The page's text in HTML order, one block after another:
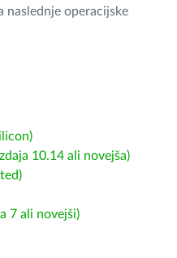
naslednje operacijske
10.14 ali novejša)
7 ali novejši)